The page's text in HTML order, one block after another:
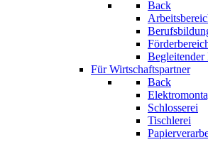
Back
Begleitender
Für Wirtschaftspartner
Back
Schlosserei
Tischlerei